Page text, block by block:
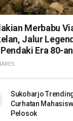
Merbabu
Jalur
Era 80-an
Sukoharjo
Curhatan
Pelosok